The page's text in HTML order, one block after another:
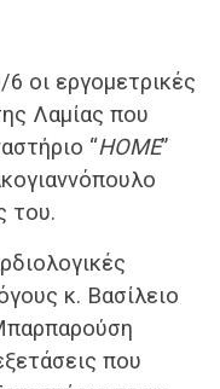
οι εργομετρικές
Λαμίας που
“HOME”
του.
κ. Βασίλειο
που